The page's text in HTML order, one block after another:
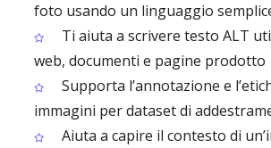
foto usando un linguaggio
Ti aiuta a scrivere testo ALT
web, documenti e pagine prodotto
Supporta l’annotazione e
immagini per dataset di
Aiuta a capire il contesto di